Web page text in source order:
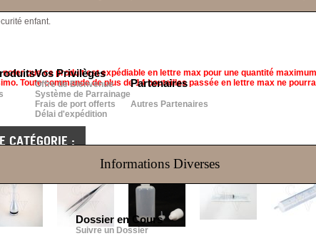
Vos Privilèges
Offre de Bienvenue
Système de Parrainage
Frais de port offerts
Délai d'expédition
Partenaires
Autres Partenaires
Informations Diverses
Dossier en Cours
Suivre un Dossier
enfant.
que ce produit est expédiable en lettre max pour une quantité
Toute commande de plus de 14 bouteilles passée en lettre max ne
CATÉGORIE :